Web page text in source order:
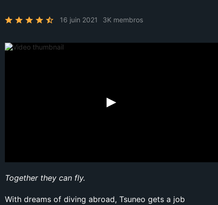
16 juin 2021 3K membros
Together they can fly.
With dreams of diving abroad, Tsuneo gets a job